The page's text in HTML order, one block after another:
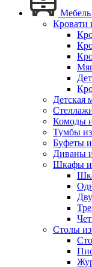
Мебель
Кровати
Детская
Комоды
Тумбы
Буфеты
Диваны
Шкафы
Столы